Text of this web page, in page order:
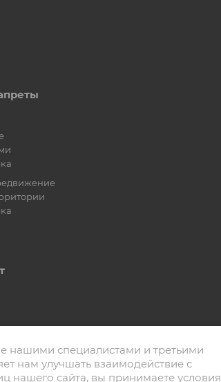
нашими специалистами и третьими
нам улучшать взаимодействие с
нашего сайта, вы принимаете условия